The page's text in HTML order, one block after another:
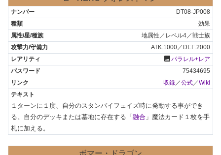
DT08-JP008
効果
地属性／レベル4／戦士族
ATK:1000／DEF:2000
photoパラレル+レア
75434695
収録 ／公式 ／Wiki
１ターンに１度、自分のスタンバイフェイズ時に発動する事ができ
る。自分のデッキまたは墓地に存在する「融合 」魔法カード１枚を手
札に加える。
ボマー・ドラゴン